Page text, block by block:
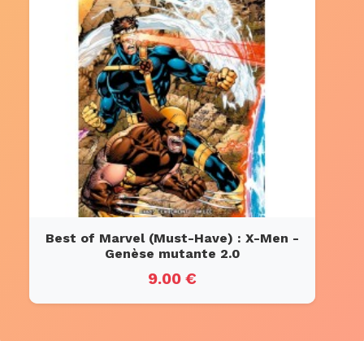
Best of Marvel (Must-Have) : X-Men -
Genèse mutante 2.0
9.00 €